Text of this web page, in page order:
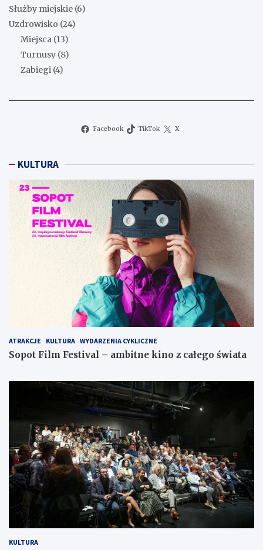
Służby miejskie (6)
Uzdrowisko (24)
Miejsca (13)
Turnusy (8)
Zabiegi (4)
Facebook TikTok X
KULTURA
ATRAKCJE KULTURA WYDARZENIA CYKLICZNE
Sopot Film Festival – ambitne kino z całego świata
KULTURA